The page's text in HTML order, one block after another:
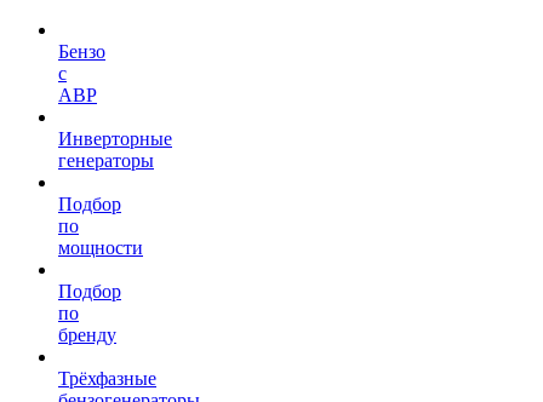
Бензо
с
АВР
Инверторные
генераторы
Подбор
по
мощности
Подбор
по
бренду
Трёхфазные